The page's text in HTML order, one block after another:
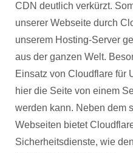
CDN deutlich verkürzt.
unserer Webseite durch
unserem Hosting-Server
aus der ganzen Welt.
Einsatz von Cloudflare für
hier die Seite von einem
werden kann. Neben dem
Webseiten bietet
Sicherheitsdienste, wie